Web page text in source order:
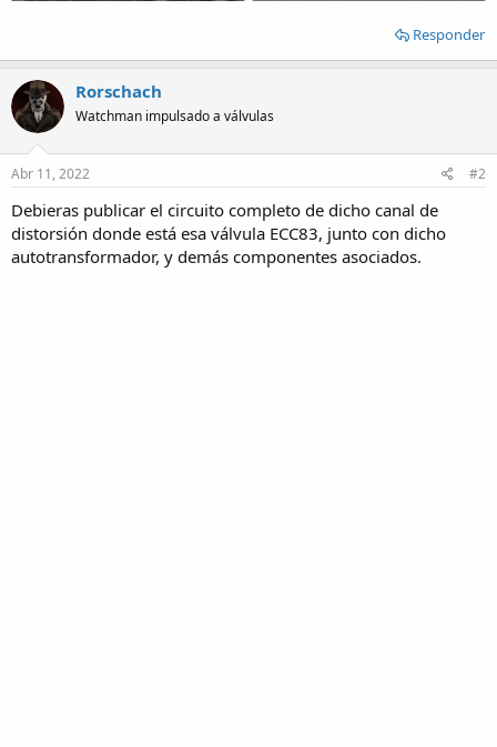
Responder
Rorschach
Watchman impulsado a válvulas
Abr 11, 2022 #2
Debieras publicar el circuito completo de dicho canal de
distorsión donde está esa válvula ECC83, junto con dicho
autotransformador, y demás componentes asociados.